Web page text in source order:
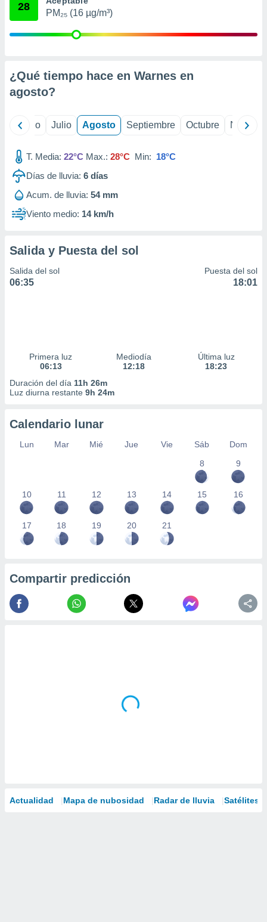
publicidad
publicidad
1199
28
PM₂₅ (16 µg/m³)
¿Qué tiempo hace en Warnes en
agosto?
Junio Julio Agosto Septiembre Octubre
T. Media: 22°C Max.: 28°C Min: 18°C
Días de lluvia: 6 días
Acum. de lluvia: 54 mm
Viento medio: 14 km/h
Salida y Puesta del sol
Salida del sol
06:35
Puesta del sol
18:01
Primera luz
06:13
Mediodía
12:18
Última luz
18:23
Duración del día 11h 26m
Luz diurna restante 9h 24m
Calendario lunar
Lun Mar Mié Jue Vie Sáb
Dom
8
9
10 11 12 13 14 15 16
17 18 19 20 21
Compartir predicción
Actualidad Mapa de nubosidad Radar de lluvia Satélites